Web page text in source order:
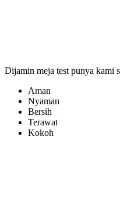
Dijamin meja test punya kami
Aman
Nyaman
Bersih
Terawat
Kokoh